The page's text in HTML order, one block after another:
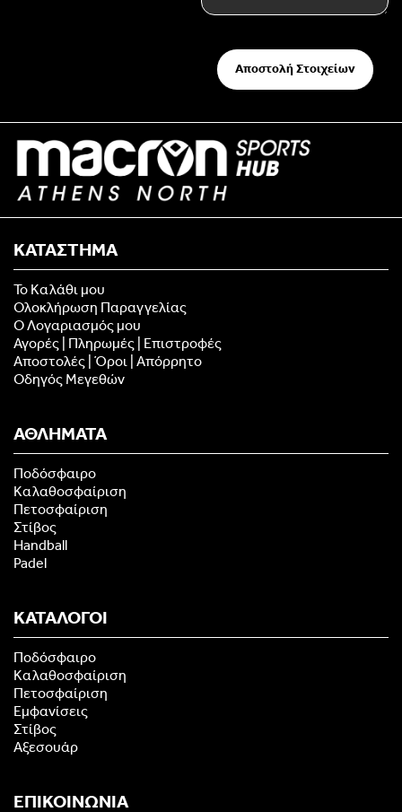
Αποστολή Στοιχείων
ΚΑΤΑΣΤΗΜΑ
Το Καλάθι μου
Ολοκλήρωση Παραγγελίας
Ο Λογαριασμός μου
Αγορές | Πληρωμές | Επιστροφές
Αποστολές | Όροι | Απόρρητο
Οδηγός Μεγεθών
ΑΘΛΗΜΑΤΑ
Ποδόσφαιρο
Καλαθοσφαίριση
Πετοσφαίριση
Στίβος
Handball
Padel
ΚΑΤΑΛΟΓΟΙ
Ποδόσφαιρο
Καλαθοσφαίριση
Πετοσφαίριση
Εμφανίσεις
Στίβος
Αξεσουάρ
ΕΠΙΚΟΙΝΩΝΙΑ